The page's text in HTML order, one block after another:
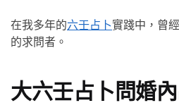
在我多年的六壬占卜實踐中，曾
的求問者。
大六壬占卜問婚